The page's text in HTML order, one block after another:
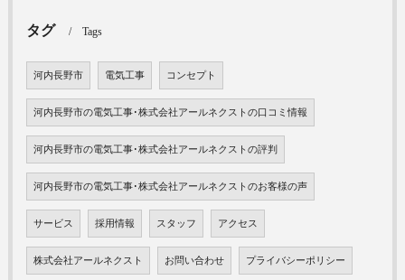
タグ Tags
河内長野市 電気工事 コンセプト
河内長野市の電気工事･株式会社アールネクストの口コミ情報
河内長野市の電気工事･株式会社アールネクストの評判
河内長野市の電気工事･株式会社アールネクストのお客様の声
サービス 採用情報 スタッフ アクセス
株式会社アールネクスト お問い合わせ プライバシーポリシー